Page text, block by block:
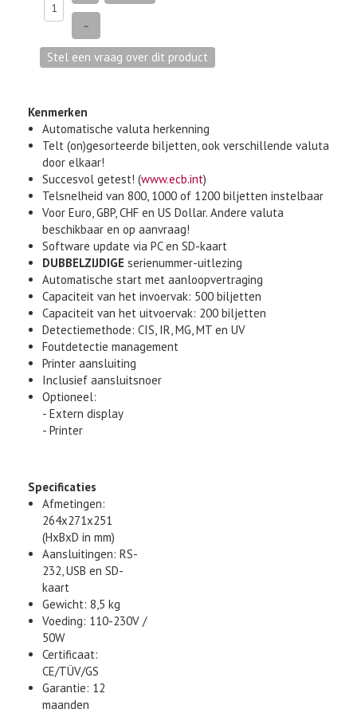
–
Kenmerken
Automatische valuta herkenning
Telt (on)gesorteerde biljetten, ook verschillende valuta
door elkaar!
Succesvol getest! (www.ecb.int)
Telsnelheid van 800, 1000 of 1200 biljetten instelbaar
Voor Euro, GBP, CHF en US Dollar. Andere valuta
beschikbaar en op aanvraag!
Software update via PC en SD-kaart
DUBBELZIJDIGE serienummer-uitlezing
Automatische start met aanloopvertraging
Capaciteit van het invoervak: 500 biljetten
Capaciteit van het uitvoervak: 200 biljetten
Detectiemethode: CIS, IR, MG, MT en UV
Foutdetectie management
Printer aansluiting
Inclusief aansluitsnoer
Optioneel:
- Extern display
- Printer
Specificaties
Afmetingen:
264x271x251
(HxBxD in mm)
Aansluitingen: RS-
232, USB en SD-
kaart
Gewicht: 8,5 kg
Voeding: 110-230V /
50W
Certificaat:
CE/TÜV/GS
Garantie: 12
maanden